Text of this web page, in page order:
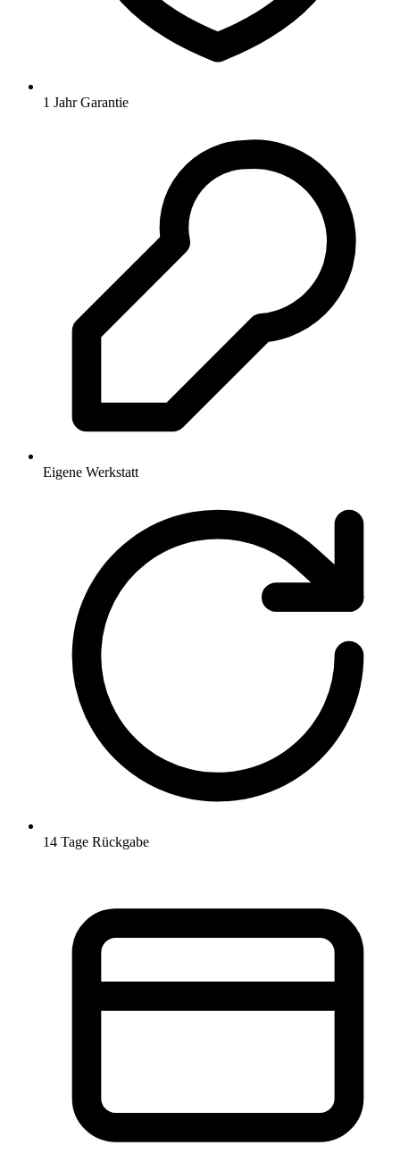
1 Jahr Garantie
Eigene Werkstatt
14 Tage Rückgabe